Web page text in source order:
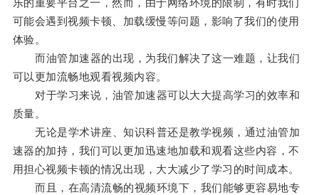
乐的重要平台之一，然而，由于网络环境的限制，有时我们
可能会遇到视频卡顿、加载缓慢等问题，影响了我们的使用
体验。
而油管加速器的出现，为我们解决了这一难题，让我们
可以更加流畅地观看视频内容。
对于学习来说，油管加速器可以大大提高学习的效率和
质量。
无论是学术讲座、知识科普还是教学视频，通过油管加
速器的加持，我们可以更加迅速地加载和观看这些内容，不
用担心视频卡顿的情况出现，大大减少了学习的时间成本。
而且，在高清流畅的视频环境下，我们能够更容易地专